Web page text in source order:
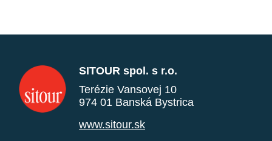
SITOUR spol. s r.o.
Terézie Vansovej 10
974 01 Banská Bystrica
www.sitour.sk